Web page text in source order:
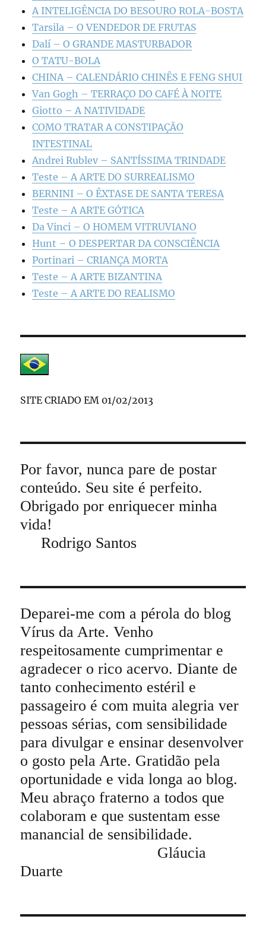
A INTELIGÊNCIA DO BESOURO ROLA-BOSTA
Tarsila – O VENDEDOR DE FRUTAS
Dalí – O GRANDE MASTURBADOR
O TATU-BOLA
CHINA – CALENDÁRIO CHINÊS E FENG SHUI
Van Gogh – TERRAÇO DO CAFÉ À NOITE
Giotto – A NATIVIDADE
COMO TRATAR A CONSTIPAÇÃO
INTESTINAL
Andrei Rublev – SANTÍSSIMA TRINDADE
Teste – A ARTE DO SURREALISMO
BERNINI – O ÊXTASE DE SANTA TERESA
Teste – A ARTE GÓTICA
Da Vinci – O HOMEM VITRUVIANO
Hunt – O DESPERTAR DA CONSCIÊNCIA
Portinari – CRIANÇA MORTA
Teste – A ARTE BIZANTINA
Teste – A ARTE DO REALISMO
SITE CRIADO EM 01/02/2013
Por favor, nunca pare de postar
conteúdo. Seu site é perfeito.
Obrigado por enriquecer minha
vida!
Rodrigo Santos
Deparei-me com a pérola do blog
Vírus da Arte. Venho
respeitosamente cumprimentar e
agradecer o rico acervo. Diante de
tanto conhecimento estéril e
passageiro é com muita alegria ver
pessoas sérias, com sensibilidade
para divulgar e ensinar desenvolver
o gosto pela Arte. Gratidão pela
oportunidade e vida longa ao blog.
Meu abraço fraterno a todos que
colaboram e que sustentam esse
manancial de sensibilidade.
Gláucia
Duarte